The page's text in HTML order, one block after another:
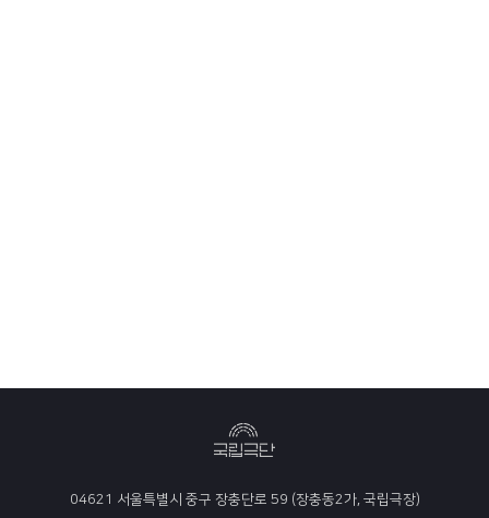
04621 서울특별시 중구 장충단로 59 (장충동2가, 국립극장)